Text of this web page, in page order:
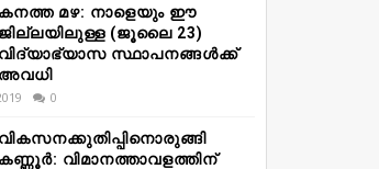
കനത്ത മഴ: നാളെയും ഈ
ജില്ലയിലുള്ള (ജൂലൈ 23)
വിദ്യാഭ്യാസ സ്ഥാപനങ്ങൾക്ക്
അവധി
0
വികസനക്കുതിപ്പിനൊരുങ്ങി
കണ്ണൂർ: വിമാനത്താവളത്തിന്